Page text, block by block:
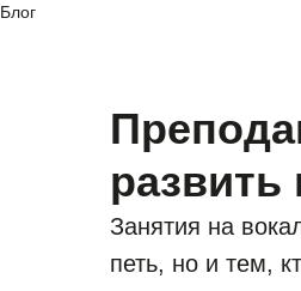
Блог
Занятия на
петь, но и тем,